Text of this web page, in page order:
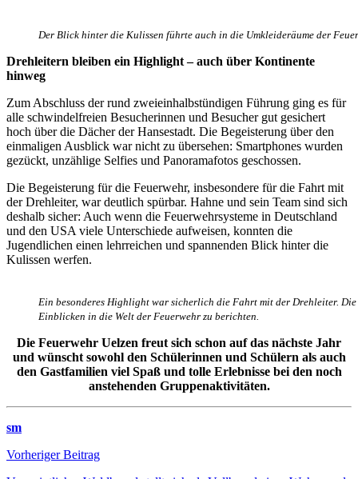
Der Blick hinter die Kulissen führte auch in die Umkleideräume der
Drehleitern bleiben ein Highlight – auch über Kontinente
hinweg
Zum Abschluss der rund zweieinhalbstündigen Führung ging es für
alle schwindelfreien Besucherinnen und Besucher gut gesichert
hoch über die Dächer der Hansestadt. Die Begeisterung über den
einmaligen Ausblick war nicht zu übersehen: Smartphones wurden
gezückt, unzählige Selfies und Panoramafotos geschossen.
Die Begeisterung für die Feuerwehr, insbesondere für die Fahrt mit
der Drehleiter, war deutlich spürbar. Hahne und sein Team sind sich
deshalb sicher: Auch wenn die Feuerwehrsysteme in Deutschland
und den USA viele Unterschiede aufweisen, konnten die
Jugendlichen einen lehrreichen und spannenden Blick hinter die
Kulissen werfen.
Ein besonderes Highlight war sicherlich die Fahrt mit der Drehleiter.
Einblicken in die Welt der Feuerwehr zu berichten.
Die Feuerwehr Uelzen freut sich schon auf das nächste Jahr
und wünscht sowohl den Schülerinnen und Schülern als auch
den Gastfamilien viel Spaß und tolle Erlebnisse bei den noch
anstehenden Gruppenaktivitäten.
sm
Beitragsnavigation
Vorheriger Beitrag